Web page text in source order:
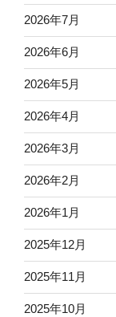
2026年7月
2026年6月
2026年5月
2026年4月
2026年3月
2026年2月
2026年1月
2025年12月
2025年11月
2025年10月